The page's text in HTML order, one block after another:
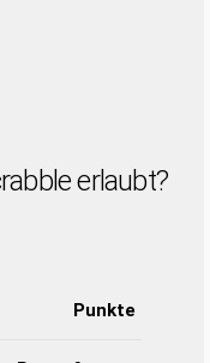
erlaubt?
Punkte